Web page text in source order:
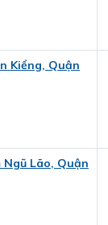
Kiểng, Quận
Lão, Quận